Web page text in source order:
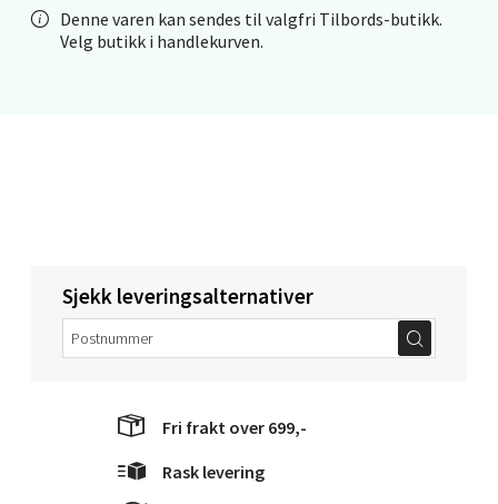
Denne varen kan sendes til valgfri Tilbords-butikk.
Velg butikk i handlekurven.
Sjekk leveringsalternativer
Fri frakt over 699,-
Rask levering
Langelandsvegen 25, 6010 Ålesund
Åpent i dag 10-18
Torget 1, 6413 Molde
Åpent i dag 10-18
0 i butikk